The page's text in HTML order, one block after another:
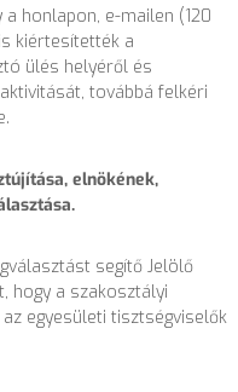
honlapon, e-mailen (120
kiértesítették a
ülés helyéről és
továbbá felkéri
elnökének,
segítő Jelölő
hogy a szakosztályi
egyesületi tisztségviselők